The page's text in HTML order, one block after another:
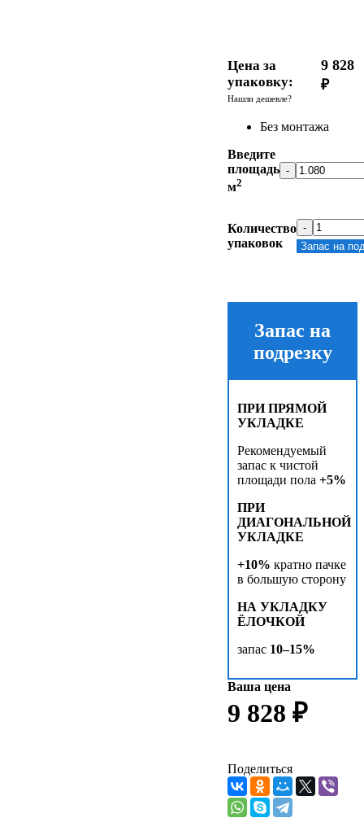
Цена за
упаковку:
9 828
₽
Нашли дешевле?
Без монтажа
Введите
площадь
м2
-
Количество
упаковок
-
Запас на
Запас на
подрезку
ПРИ ПРЯМОЙ
УКЛАДКЕ
Рекомендуемый
запас к чистой
площади пола+5%
ПРИ
ДИАГОНАЛЬНОЙ
УКЛАДКЕ
+10% кратно пачке
в большую сторону
НА УКЛАДКУ
ЁЛОЧКОЙ
запас 10–15%
Ваша цена
9 828 ₽
Поделиться